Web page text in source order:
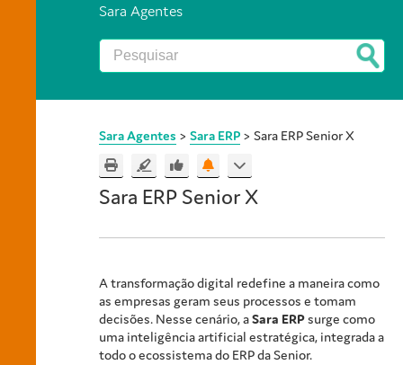
Sara Agentes
Sara Agentes > Sara ERP > Sara ERP Senior X
Sara ERP Senior X
A transformação digital redefine a maneira como
as empresas geram seus processos e tomam
decisões. Nesse cenário, aSara ERPsurge como
uma inteligência artificial estratégica, integrada a
todo o ecossistema do ERP da Senior.